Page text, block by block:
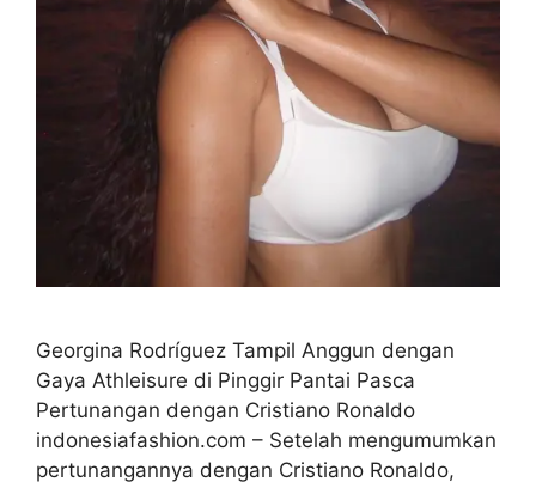
Georgina Rodríguez Tampil Anggun dengan
Gaya Athleisure di Pinggir Pantai Pasca
Pertunangan dengan Cristiano Ronaldo
indonesiafashion.com – Setelah mengumumkan
pertunangannya dengan Cristiano Ronaldo,